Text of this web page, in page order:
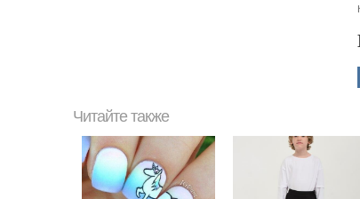
Читайте также